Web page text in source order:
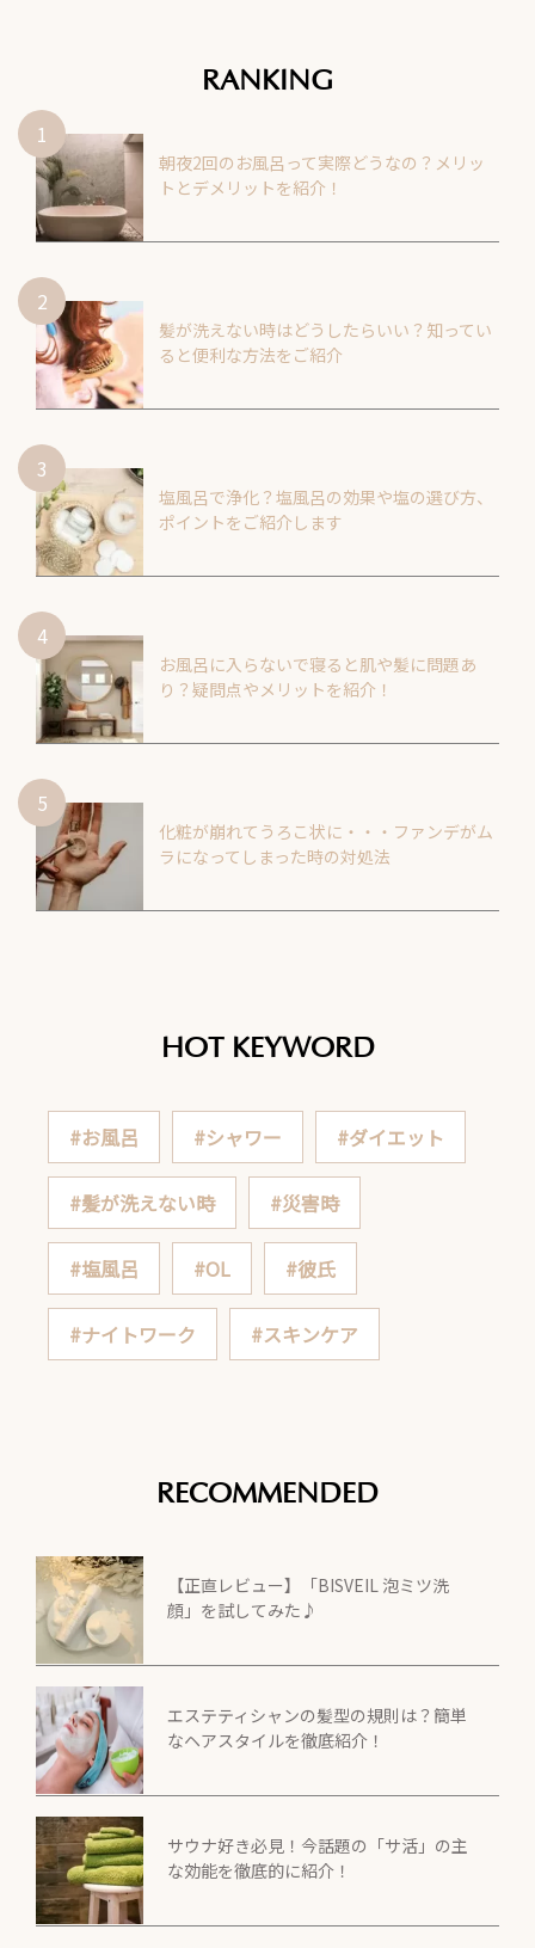
RANKING
朝夜2回のお風呂って実際どうなの？メリッ
トとデメリットを紹介！
髪が洗えない時はどうしたらいい？知ってい
ると便利な方法をご紹介
塩風呂で浄化？塩風呂の効果や塩の選び方、
ポイントをご紹介します
お風呂に入らないで寝ると肌や髪に問題あ
り？疑問点やメリットを紹介！
化粧が崩れてうろこ状に・・・ファンデがム
ラになってしまった時の対処法
HOT KEYWORD
#お風呂 #シャワー #ダイエット
#髪が洗えない時 #災害時
#塩風呂 #OL #彼氏
#ナイトワーク #スキンケア
RECOMMENDED
【正直レビュー】「BISVEIL 泡ミツ洗
顔」を試してみた♪
エステティシャンの髪型の規則は？簡単
なヘアスタイルを徹底紹介！
サウナ好き必見！今話題の「サ活」の主
な効能を徹底的に紹介！